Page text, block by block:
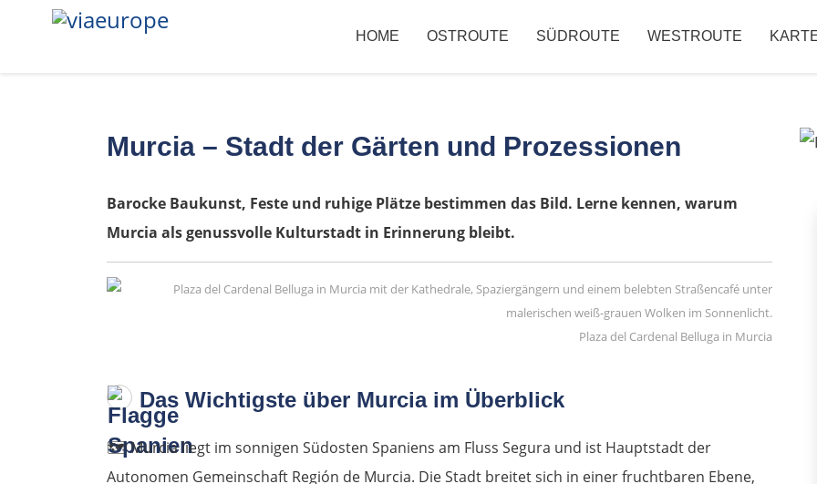
HOME OSTROUTE SÜDROUTE WESTROUTE
Murcia – Stadt der Gärten und Prozessionen
Barocke Baukunst, Feste und ruhige Plätze bestimmen das Bild. Lerne kennen, warum
Murcia als genussvolle Kulturstadt in Erinnerung bleibt.
Plaza del Cardenal Belluga in Murcia
Das Wichtigste über Murcia im Überblick
🗺️Murcia liegt im sonnigen Südosten Spaniens am Fluss Segura und ist Hauptstadt der
Autonomen Gemeinschaft Región de Murcia. Die Stadt breitet sich in einer fruchtbaren Ebene,